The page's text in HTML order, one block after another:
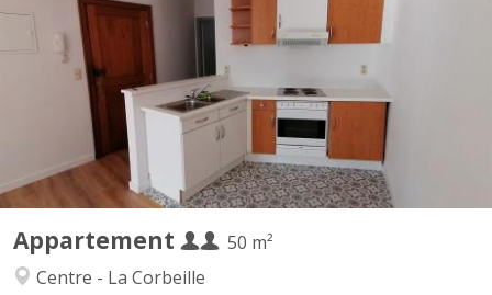
Appartement
50 m²
Centre - La Corbeille
IDEAL ETUDIANT(S), NAMUR CENTRE, PROXIMITÉ IMMEDIATE
UNIVERSITÉ, GARE, COMMERCES, AU 1 er ETAGE (SANS
ASCENSEUR), APPARTEMENT (+/-50 m²) 1 CHAMBRE.
COMPOSITION: séjour (+/- 30 m²), cuisine équipée américaine,
salle de bains, une chambre (+/-13m²), salle de douche. LIBRE AU
01/09/2026...